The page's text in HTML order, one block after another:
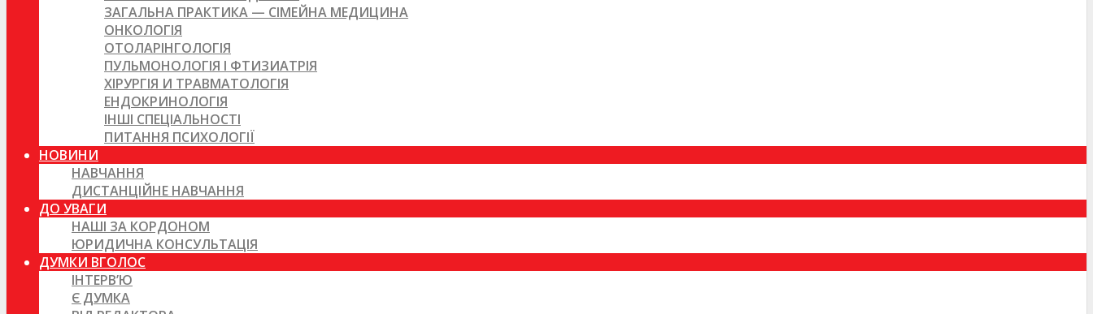
ЗАГАЛЬНА ПРАКТИКА — СІМЕЙНА МЕДИЦИНА
ОНКОЛОГІЯ
ОТОЛАРІНГОЛОГІЯ
ПУЛЬМОНОЛОГІЯ І ФТИЗИАТРІЯ
ХІРУРГІЯ И ТРАВМАТОЛОГІЯ
ЕНДОКРИНОЛОГІЯ
ІНШІ СПЕЦІАЛЬНОСТІ
ПИТАННЯ ПСИХОЛОГІЇ
НОВИНИ
НАВЧАННЯ
ДИСТАНЦІЙНЕ НАВЧАННЯ
ДО УВАГИ
НАШІ ЗА КОРДОНОМ
ЮРИДИЧНА КОНСУЛЬТАЦІЯ
ДУМКИ ВГОЛОС
ІНТЕРВ’Ю
Є ДУМКА